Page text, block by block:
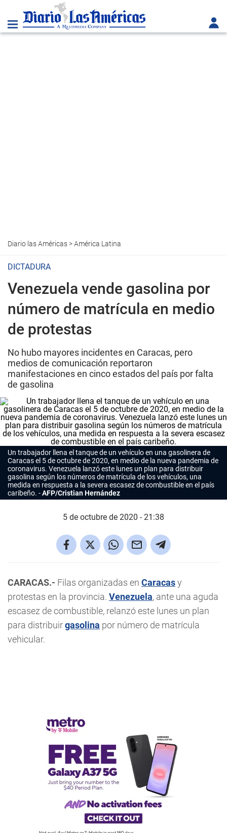
Diario las Américas>América Latina
DICTADURA
Venezuela vende gasolina por
número de matrícula en medio
de protestas
No hubo mayores incidentes en Caracas, pero
medios de comunicación reportaron
manifestaciones en cinco estados del país por falta
de gasolina
Un trabajador llena el tanque de un vehículo en una gasolinera de
Caracas el 5 de octubre de 2020, en medio de la nueva pandemia de
coronavirus. Venezuela lanzó este lunes un plan para distribuir
gasolina según los números de matrícula de los vehículos, una
medida en respuesta a la severa escasez de combustible en el país
caribeño.
AFP/Cristian Hernández
5 de octubre de 2020 - 21:38
CARACAS.- Filas organizadas en Caracasy
protestas en la provincia. Venezuela, ante una aguda
escasez de combustible, relanzó este lunes un plan
para distribuirgasolina por número de matrícula
vehicular.